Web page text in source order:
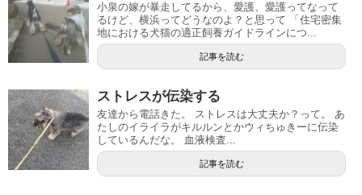
小泉の嫁が暴走してるから、愛護、愛護ってなって
るけど、横浜ってどうなのよ？と思って 「住宅密集
地における犬猫の適正飼養ガイドラインにつ...
記事を読む
ストレスが伝染する
友達から電話きた。 ストレスは大丈夫か？って。 あ
たしのイライラがキルルンとかウィちゅきーに伝染
しているんだな。 血液検査...
記事を読む